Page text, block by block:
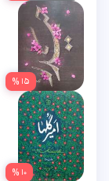
۱۵ %
۱۰ %